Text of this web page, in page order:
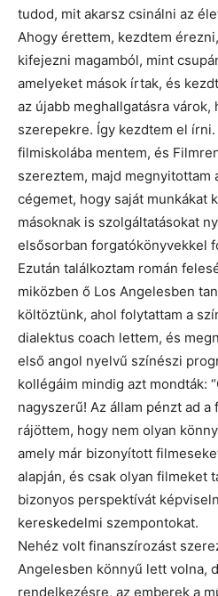
tudod, mit akarsz csinálni az
Ahogy érettem, kezdtem
kifejezni magamból, mint
amelyeket mások írtak, és
az újabb meghallgatásra várok,
szerepekre. Így kezdtem el
filmiskolába mentem, és
szereztem, majd megnyitottam
cégemet, hogy saját munkákat
másoknak is szolgáltatásokat
elsősorban forgatókönyvekkel
Ezután találkoztam román
miközben ő Los Angelesben
költöztünk, ahol folytattam a
dialektus coach lettem, és
első angol nyelvű színészi
kollégáim mindig azt mondták:
nagyszerű! Az állam pénzt ad a
rájöttem, hogy nem olyan
amely már bizonyított
alapján, és csak olyan filmeket
bizonyos perspektívát
kereskedelmi szempontokat.
Nehéz volt finanszírozást
Angelesben könnyű lett volna,
rendelkezésre, az emberek a